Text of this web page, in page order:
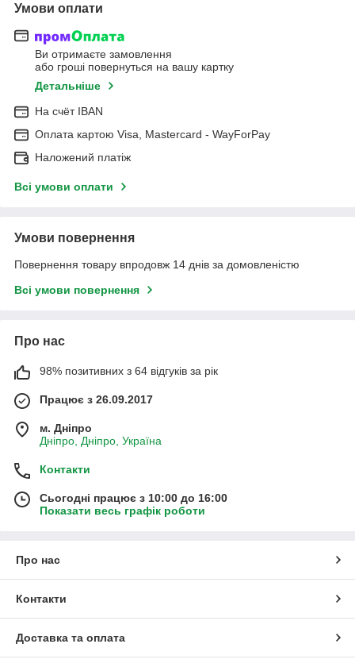
Умови оплати
Ви отримаєте замовлення
або гроші повернуться на вашу картку
Детальніше
На cчёт IBAN
Оплата картою Visa, Mastercard - WayForPay
Наложений платіж
Всі умови оплати
Умови повернення
Повернення товару впродовж 14 днів за домовленістю
Всі умови повернення
Про нас
98% позитивних з 64 відгуків за рік
Працює з 26.09.2017
м. Дніпро
Дніпро, Дніпро, Україна
Контакти
Сьогодні працює з 10:00 до 16:00
Показати весь графік роботи
Про нас
Контакти
Доставка та оплата